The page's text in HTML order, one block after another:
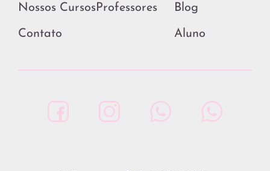
Nossos CursosProfessores Blog
Contato Aluno